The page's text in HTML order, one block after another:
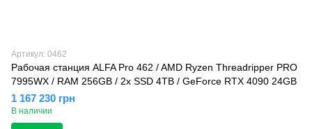
Артикул: 0462
Рабочая станция ALFA Pro 462 / AMD Ryzen Threadripper PRO
7995WX / RAM 256GB / 2х SSD 4TB / GeForce RTX 4090 24GB
1 167 230 грн
В наличии